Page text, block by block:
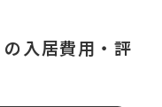
入居費用・評